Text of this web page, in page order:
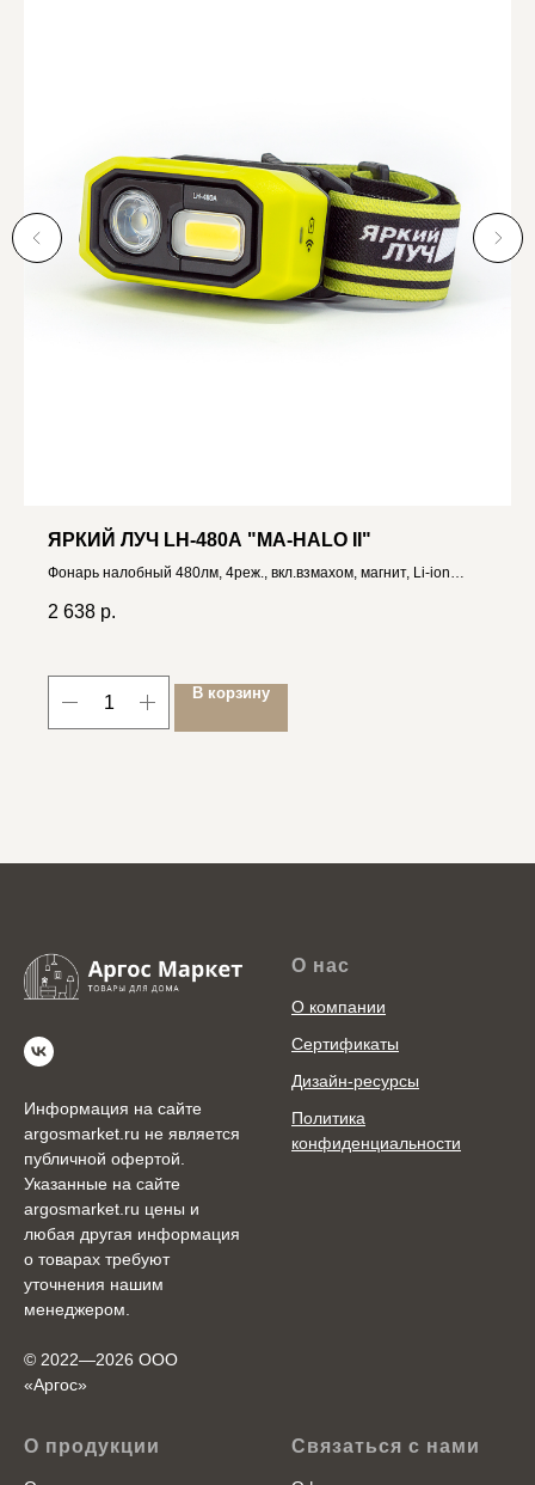
ЯРКИЙ ЛУЧ LH-480A "MA-HALO II"
Фонарь налобный 480лм, 4реж., вкл.взмахом, магнит, Li-ion
2 638 р.
В корзину
Информация на сайте
argosmarket.ru не является
публичной офертой.
Указанные на сайте
argosmarket.ru цены и
любая другая информация
о товарах требуют
уточнения нашим
менеджером.
© 2022—2026 ООО
«Аргоc»
О нас
О компании
Сертификаты
Дизайн-ресурсы
Политика
конфиденциальности
О продукции Связаться с нами